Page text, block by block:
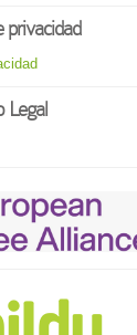
privacidad
Legal